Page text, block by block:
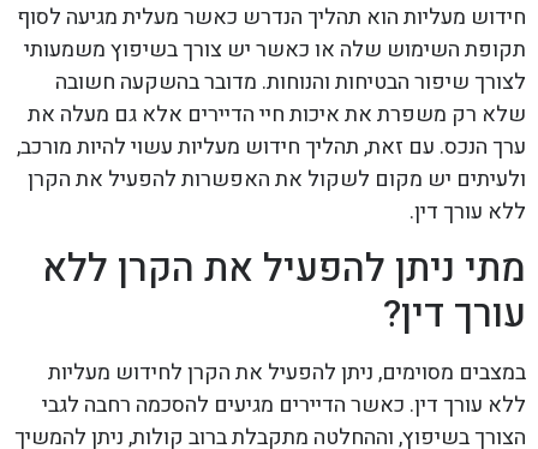
חידוש מעליות הוא תהליך הנדרש כאשר מעלית מגיעה לסוף
תקופת השימוש שלה או כאשר יש צורך בשיפוץ משמעותי
לצורך שיפור הבטיחות והנוחות. מדובר בהשקעה חשובה
שלא רק משפרת את איכות חיי הדיירים אלא גם מעלה את
ערך הנכס. עם זאת, תהליך חידוש מעליות עשוי להיות מורכב,
ולעיתים יש מקום לשקול את האפשרות להפעיל את הקרן
ללא עורך דין.
מתי ניתן להפעיל את הקרן ללא
עורך דין?
במצבים מסוימים, ניתן להפעיל את הקרן לחידוש מעליות
ללא עורך דין. כאשר הדיירים מגיעים להסכמה רחבה לגבי
הצורך בשיפוץ, וההחלטה מתקבלת ברוב קולות, ניתן להמשיך